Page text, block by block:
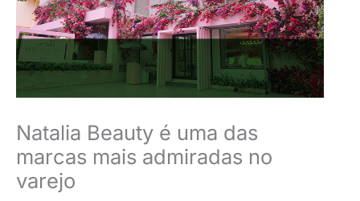
Natalia Beauty é uma das
marcas mais admiradas no
varejo